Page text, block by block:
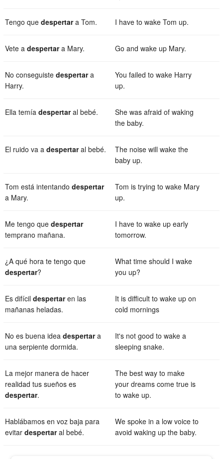
Tengo que despertara Tom. I have to wake Tom up.
Vete a despertara Mary. Go and wake up Mary.
No conseguiste despertara
Harry.
You failed to wake Harry
up.
Ella temía despertaral bebé.
She was afraid of waking
the baby.
El ruido va a despertaral bebé.
The noise will wake the
baby up.
Tom está intentando despertar
a Mary.
Tom is trying to wake Mary
up.
Me tengo que despertar
temprano mañana.
I have to wake up early
tomorrow.
¿A qué hora te tengo que
despertar?
What time should I wake
you up?
Es difícil despertaren las
mañanas heladas.
It is difficult to wake up on
cold mornings
No es buena idea despertara
una serpiente dormida.
It's not good to wake a
sleeping snake.
La mejor manera de hacer
realidad tus sueños es
despertar.
The best way to make
your dreams come true is
to wake up.
Hablábamos en voz baja para
evitar despertaral bebé.
We spoke in a low voice to
avoid waking up the baby.